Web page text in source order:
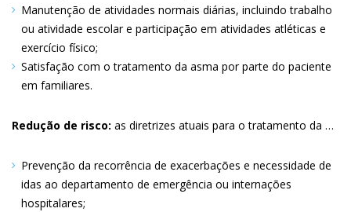
Manutenção de atividades normais diárias, incluindo trabalho
ou atividade escolar e participação em atividades atléticas e
exercício físico
Satisfação com o tratamento da asma por parte do paciente
em familiares
Redução de risco: as diretrizes atuais para o tratamento da asma introduziram o conceito de risco para lidar com os desfechos adversos associados com a asma e seu tratamento. Isso inclui exacerbações de asma, desenvolvimento pulmonar subótimo (nas crianças), perda de função pulmonar ao longo do tempo (adultos), e efeitos adversos das medicações para asma. O manejo apropriado da asma visa minimizar a probabilidade do paciente em experimentar esses desfechos. Objetivos específicos para reduzir o risco incluem:
Prevenção da recorrência de exacerbações e necessidade de
idas ao departamento de emergência ou internações
hospitalares